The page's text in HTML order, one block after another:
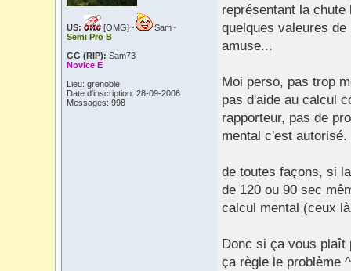
US: [OMG]~
Sam~
Semi Pro B
GG (RIP): Sam73
Novice E
Lieu: grenoble
Date d'inscription: 28-09-2006
Messages: 998
représentant la
quelques valeures
amuse...
Moi perso, pas trop
pas d'aide au calcul
rapporteur, pas de
mental c'est autorisé.
de toutes façons, si
de 120 ou 90 sec
calcul mental (ceux
Donc si ça vous plaît
ça règle le problème